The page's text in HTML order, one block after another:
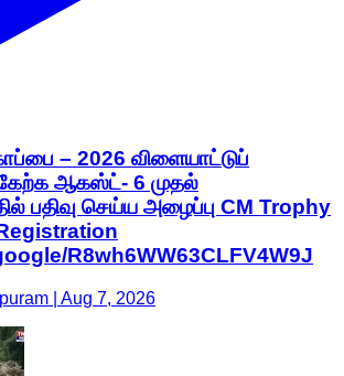
– 2026 விளையாட்டுப்
ஆகஸ்ட்- 6 முதல்
செய்ய அழைப்பு CM Trophy
R8wh6WW63CLFV4W9J
| Aug 7, 2026